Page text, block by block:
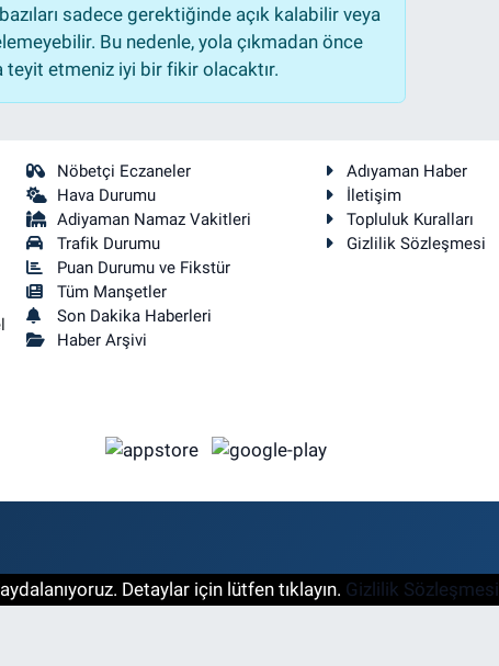
sadece gerektiğinde açık kalabilir veya
Bu nedenle, yola çıkmadan önce
teyit etmeniz iyi bir fikir olacaktır.
Nöbetçi Eczaneler
Hava Durumu
Adiyaman Namaz Vakitleri
Trafik Durumu
Puan Durumu ve Fikstür
Tüm Manşetler
Son Dakika Haberleri
Haber Arşivi
Adıyaman Haber
İletişim
Topluluk Kuralları
Gizlilik Sözleşmesi
Detaylar için lütfen tıklayın. Gizlilik Sözleşmesi